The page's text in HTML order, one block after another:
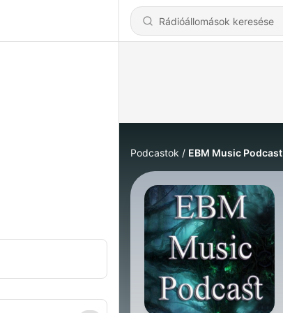
Podcastok EBM Music Podcast